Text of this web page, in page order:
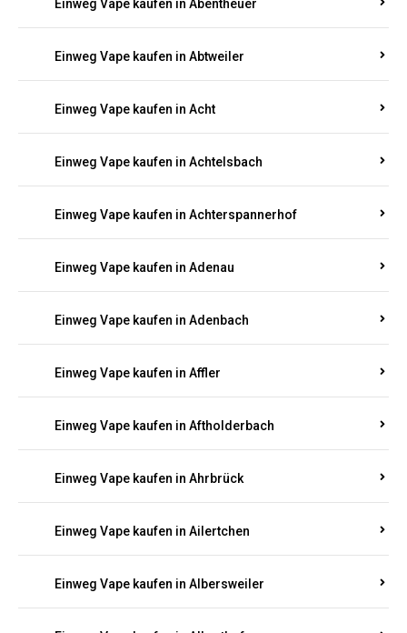
Einweg Vape kaufen in Abentheuer
Einweg Vape kaufen in Abtweiler
Einweg Vape kaufen in Acht
Einweg Vape kaufen in Achtelsbach
Einweg Vape kaufen in Achterspannerhof
Einweg Vape kaufen in Adenau
Einweg Vape kaufen in Adenbach
Einweg Vape kaufen in Affler
Einweg Vape kaufen in Aftholderbach
Einweg Vape kaufen in Ahrbrück
Einweg Vape kaufen in Ailertchen
Einweg Vape kaufen in Albersweiler